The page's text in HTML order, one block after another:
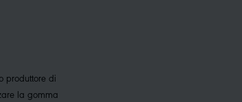
produttore di
la gomma